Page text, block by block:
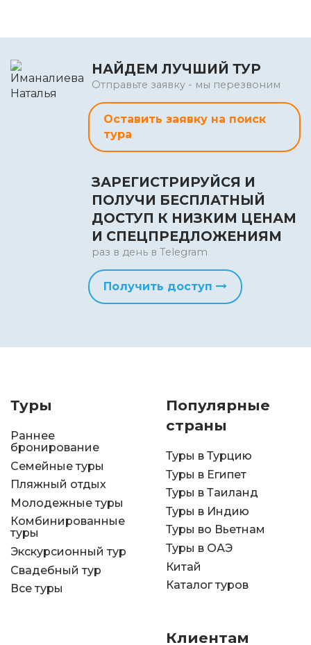
НАЙДЕМ ЛУЧШИЙ ТУР
Отправьте заявку - мы перезвоним
Оставить заявку на поиск
тура
ЗАРЕГИСТРИРУЙСЯ И
ПОЛУЧИ БЕСПЛАТНЫЙ
ДОСТУП К НИЗКИМ ЦЕНАМ
И СПЕЦПРЕДЛОЖЕНИЯМ
раз в день в Telegram
Получить доступ
Туры
Раннее
бронирование
Семейные туры
Пляжный отдых
Молодежные туры
Комбинированные
туры
Экскурсионный тур
Свадебный тур
Все туры
Популярные
страны
Туры в Турцию
Туры в Египет
Туры в Таиланд
Туры в Индию
Туры во Вьетнам
Туры в ОАЭ
Китай
Каталог туров
Клиентам